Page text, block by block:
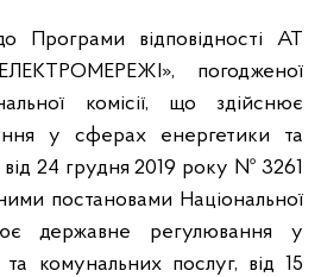
Програми відповідності АТ
погодженої
комісії, що здійснює
у сферах енергетики та
24 грудня 2019 року № 3261
постановами Національної
державне регулювання у
комунальних послуг, від 15